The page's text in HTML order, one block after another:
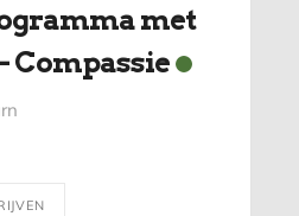
met
Compassie